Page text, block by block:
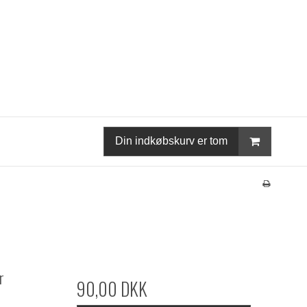
Din indkøbskurv er tom
90,00 DKK